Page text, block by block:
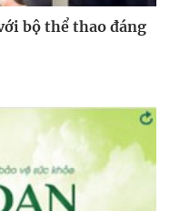
bộ thể thao đáng